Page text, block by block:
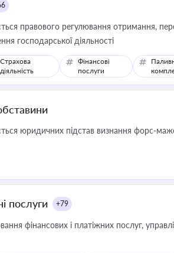
правового регулювання отримання,
господарської діяльності
Страхова
діяльність
Фінансові
послуги
юридичних підстав визнання форс-
послуги +79
і платіжних послуг, управління коштами, приймання платежів та дотримання